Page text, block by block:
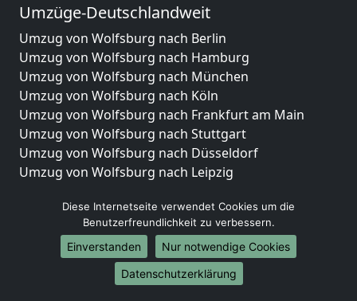
Umzüge-Deutschlandweit
Umzug von Wolfsburg nach Berlin
Umzug von Wolfsburg nach Hamburg
Umzug von Wolfsburg nach München
Umzug von Wolfsburg nach Köln
Umzug von Wolfsburg nach Frankfurt am Main
Umzug von Wolfsburg nach Stuttgart
Umzug von Wolfsburg nach Düsseldorf
Umzug von Wolfsburg nach Leipzig
Umzug von Wolfsburg nach Essen
Umzug von Wolfsburg nach Bremen
Umzug von Wolfsburg nach Dresden
Umzug von Wolfsburg nach Hannover
Umzug von Wolfsburg nach Nürnberg
Diese Internetseite verwendet Cookies um die
Benutzerfreundlichkeit zu verbessern.
Einverstanden
Nur notwendige Cookies
Datenschutzerklärung